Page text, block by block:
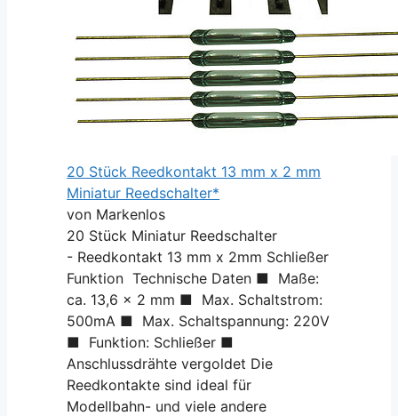
20 Stück Reedkontakt 13 mm x 2 mm
Miniatur Reedschalter*
von Markenlos
20 Stück Miniatur Reedschalter
- Reedkontakt 13 mm x 2mm Schließer
Funktion Technische Daten ■ Maße:
ca. 13,6 x 2 mm ■ Max. Schaltstrom:
500mA ■ Max. Schaltspannung: 220V
■ Funktion: Schließer ■
Anschlussdrähte vergoldet Die
Reedkontakte sind ideal für
Modellbahn- und viele andere